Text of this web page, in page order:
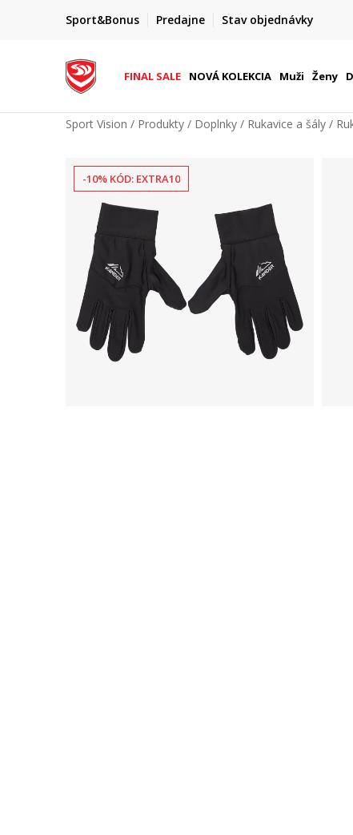
Sport&Bonus Predajne Stav objednávky
FINAL SALE AŽ -60 %
+ extra zľava 10 % len do 9. 8.
FINAL SALE NOVÁ KOLEKCIA Muži Ženy
Sport Vision Produkty Doplnky Rukavice a šály
-10% KÓD: EXTRA10